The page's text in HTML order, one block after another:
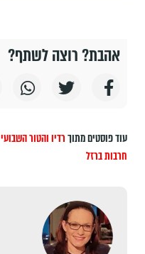
אהבת? רוצה לשתף?
עוד פוסטים מתוךרדיו והטור השבועי
חרבות ברזל